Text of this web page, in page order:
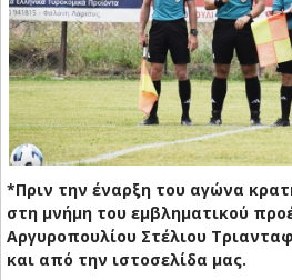
*Πριν την έναρξη του αγώνα
στη μνήμη του εμβληματικού
Αργυροπουλίου Στέλιου
και από την ιστοσελίδα μας.